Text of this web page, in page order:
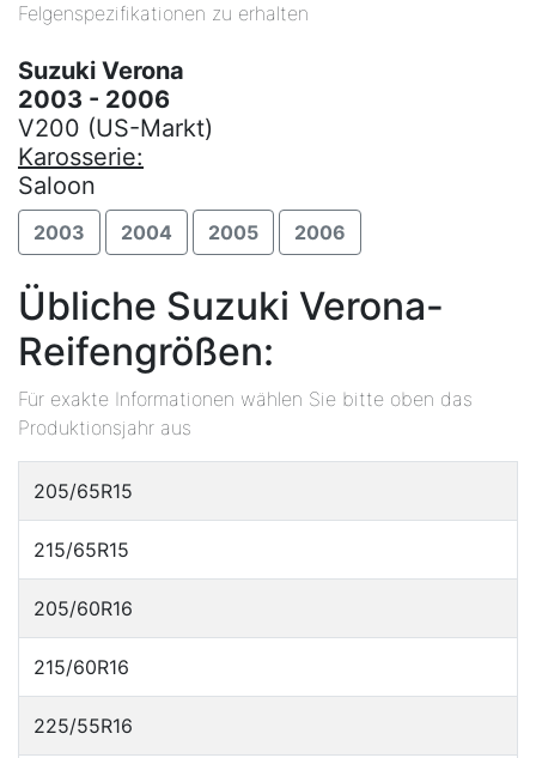
Felgenspezifikationen zu erhalten
Suzuki Verona
2003 - 2006
V200 (US-Markt)
Karosserie:
Saloon
2003 2004 2005 2006
Übliche Suzuki Verona-
Reifengrößen:
Für exakte Informationen wählen Sie bitte oben das
Produktionsjahr aus
205/65R15
215/65R15
205/60R16
215/60R16
225/55R16